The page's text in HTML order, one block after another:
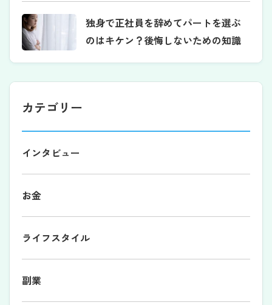
独身で正社員を辞めてパートを選ぶ
のはキケン？後悔しないための知識
カテゴリー
インタビュー
お金
ライフスタイル
副業